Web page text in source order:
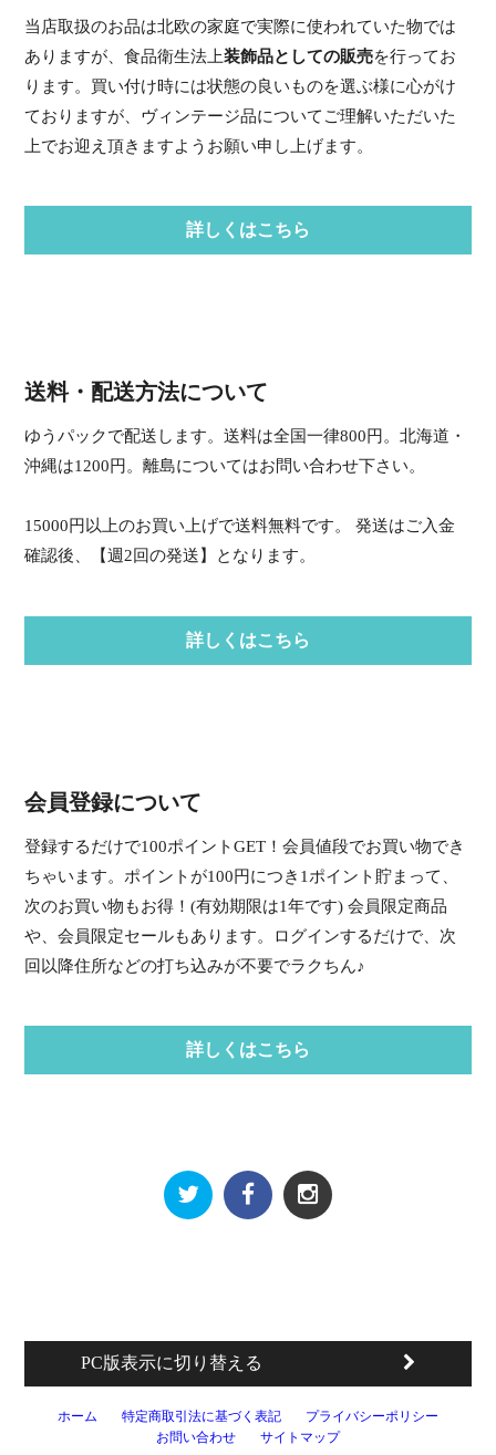
当店取扱のお品は北欧の家庭で実際に使われていた物では
ありますが、食品衛生法上装飾品としての販売を行ってお
ります。買い付け時には状態の良いものを選ぶ様に心がけ
ておりますが、ヴィンテージ品についてご理解いただいた
上でお迎え頂きますようお願い申し上げます。
詳しくはこちら
送料・配送方法について
ゆうパックで配送します。送料は全国一律800円。北海道・
沖縄は1200円。離島についてはお問い合わせ下さい。
15000円以上のお買い上げで送料無料です。 発送はご入金
確認後、【週2回の発送】となります。
詳しくはこちら
会員登録について
登録するだけで100ポイントGET！会員値段でお買い物でき
ちゃいます。ポイントが100円につき1ポイント貯まって、
次のお買い物もお得！(有効期限は1年です) 会員限定商品
や、会員限定セールもあります。ログインするだけで、次
回以降住所などの打ち込みが不要でラクちん♪
詳しくはこちら
PC版表示に切り替える
ホーム 特定商取引法に基づく表記
プライバシーポリシー
お問い合わせ
サイトマップ